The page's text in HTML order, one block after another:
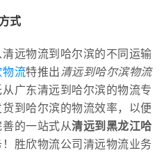
式
远物流到哈尔滨的不同运输
物流特推出 清远到哈尔滨物流
广东清远到哈尔滨的物流专
到哈尔滨的物流效率，以便
的一站式从清远到黑龙江哈
胜欣物流公司清远物流业务